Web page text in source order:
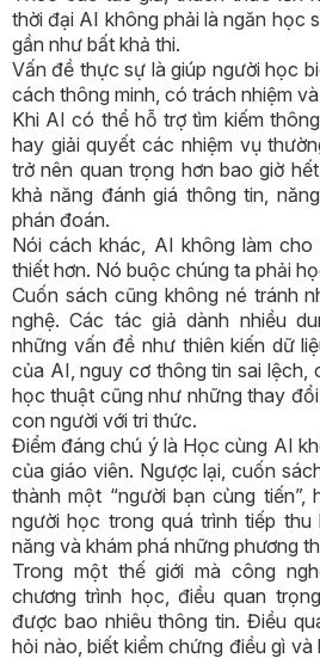
thời đại AI không phải là ngăn học
gần như bất khả thi.
Vấn đề thực sự là giúp người học
cách thông minh, có trách nhiệm
Khi AI có thể hỗ trợ tìm kiếm
hay giải quyết các nhiệm vụ
trở nên quan trọng hơn bao giờ
khả năng đánh giá thông tin,
phán đoán.
Nói cách khác, AI không làm
thiết hơn. Nó buộc chúng ta phải
Cuốn sách cũng không né tránh
nghệ. Các tác giả dành nhiều
những vấn đề như thiên kiến dữ
của AI, nguy cơ thông tin sai
học thuật cũng như những thay
con người với tri thức.
Điểm đáng chú ý là Học cùng AI
của giáo viên. Ngược lại, cuốn
thành một “người bạn cùng
người học trong quá trình tiếp
năng và khám phá những phương
Trong một thế giới mà công
chương trình học, điều quan
được bao nhiêu thông tin. Điều
hỏi nào, biết kiểm chứng điều gì